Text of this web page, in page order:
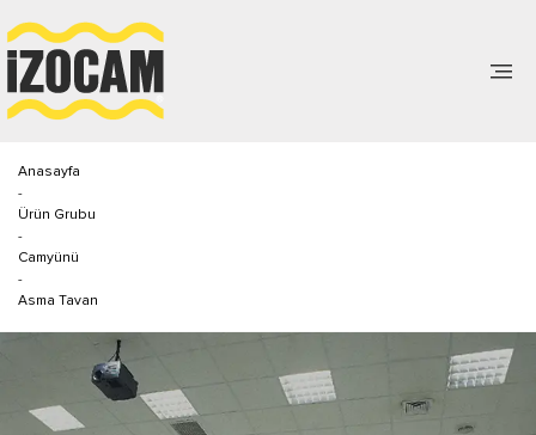
Anasayfa
-
Ürün Grubu
-
Camyünü
-
Asma Tavan